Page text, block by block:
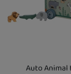
Auto Animal